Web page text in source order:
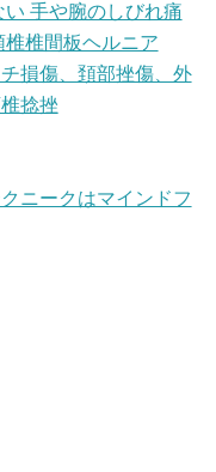
手や腕のしびれ痛
椎間板ヘルニア
損傷、頚部挫傷、外
捻挫
ニークはマインドフ